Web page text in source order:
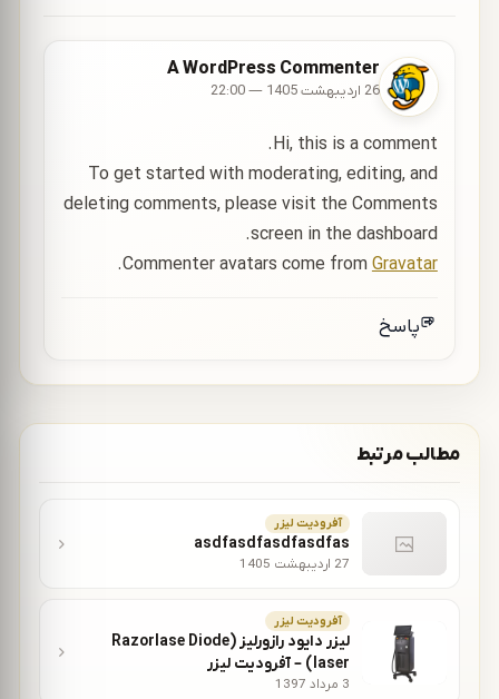
A WordPress Commenter
26 اردیبهشت 1405 — 22:00
Hi, this is a comment.
To get started with moderating, editing, and
deleting comments, please visit the Comments
screen in the dashboard.
Commenter avatars come fromGravatar
.
پاسخ
مطالب مرتبط
آفرودیت لیزر
asdfasdfasdfasdfas
27 اردیبهشت 1405
آفرودیت لیزر
لیزر دایود رازورلیز (Razorlase Diode
laser) – آفرودیت لیزر
3 مرداد 1397